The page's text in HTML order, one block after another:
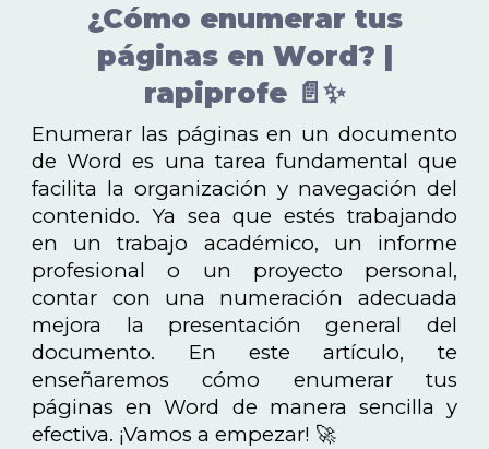
¿Cómo enumerar tus
páginas en Word? |
rapiprofe 📄✨
Enumerar las páginas en un documento
de Word es una tarea fundamental que
facilita la organización y navegación del
contenido. Ya sea que estés trabajando
en un trabajo académico, un informe
profesional o un proyecto personal,
contar con una numeración adecuada
mejora la presentación general del
documento. En este artículo, te
enseñaremos cómo enumerar tus
páginas en Word de manera sencilla y
efectiva. ¡Vamos a empezar! 🚀